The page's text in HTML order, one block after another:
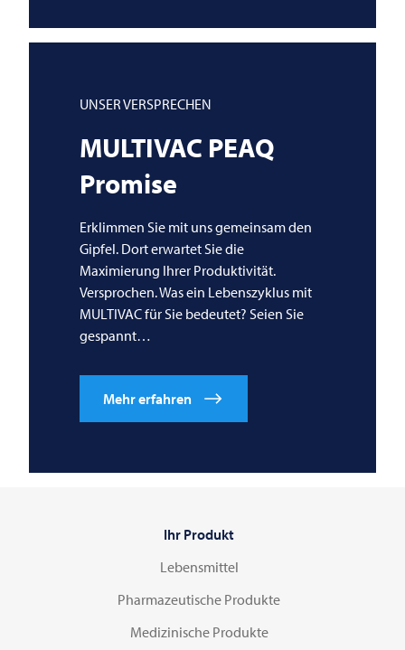
UNSER VERSPRECHEN
MULTIVAC PEAQ
Promise
Erklimmen Sie mit uns gemeinsam den
Gipfel. Dort erwartet Sie die
Maximierung Ihrer Produktivität.
Versprochen. Was ein Lebenszyklus mit
MULTIVACfür Sie bedeutet? Seien Sie
gespannt…
Mehr erfahren
Ihr Produkt
Lebensmittel
Pharmazeutische Produkte
Medizinische Produkte